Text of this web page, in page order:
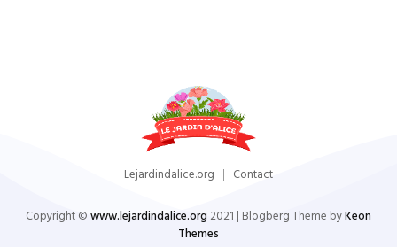
Lejardindalice.org Contact
Copyright ©www.lejardindalice.org 2021 | Blogberg Theme byKeon
Themes